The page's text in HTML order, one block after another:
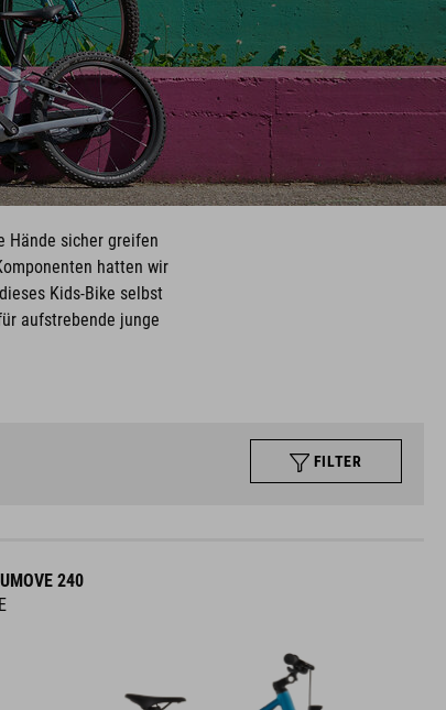
Hände sicher greifen
hatten wir
Kids-Bike selbst
aufstrebende junge
FILTER
240